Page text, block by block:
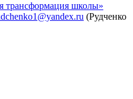
трансформация школы»
(Рудченко